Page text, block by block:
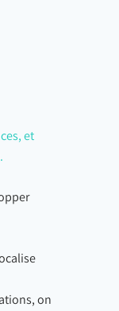
et
on